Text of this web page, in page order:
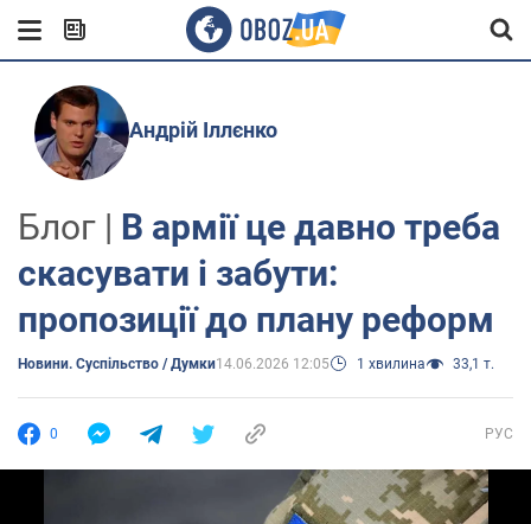
Андрій Іллєнко
Блог | В армії це давно треба
скасувати і забути:
пропозиції до плану реформ
Новини. Суспільство / Думки14.06.2026 12:05 1 хвилина 33,1 т.
0 РУС